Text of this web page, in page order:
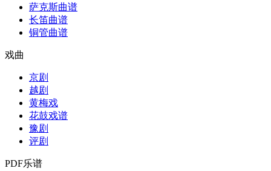
萨克斯曲谱
长笛曲谱
铜管曲谱
戏曲
京剧
越剧
黄梅戏
花鼓戏谱
豫剧
评剧
PDF乐谱